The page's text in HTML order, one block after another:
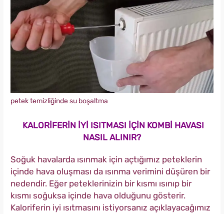
petek temizliğinde su boşaltma
KALORİFERİN İYİ ISITMASI İÇİN KOMBİ HAVASI
NASIL ALINIR?
Soğuk havalarda ısınmak için açtığımız peteklerin
içinde hava oluşması da ısınma verimini düşüren bir
nedendir. Eğer peteklerinizin bir kısmı ısınıp bir
kısmı soğuksa içinde hava olduğunu gösterir.
Kaloriferin iyi ısıtmasını istiyorsanız açıklayacağımız